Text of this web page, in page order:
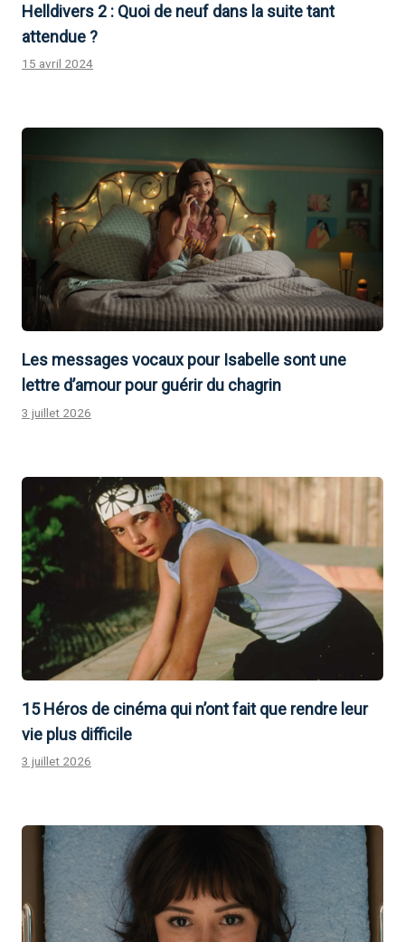
Helldivers 2 : Quoi de neuf dans la suite tant
attendue ?
15 avril 2024
Les messages vocaux pour Isabelle sont une
lettre d’amour pour guérir du chagrin
3 juillet 2026
15 Héros de cinéma qui n’ont fait que rendre leur
vie plus difficile
3 juillet 2026